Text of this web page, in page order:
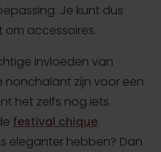
Je kunt dus
om accessoires.
invloeden van
zijn voor een
het zelfs nog iets
festival chique
eleganter hebben? Dan